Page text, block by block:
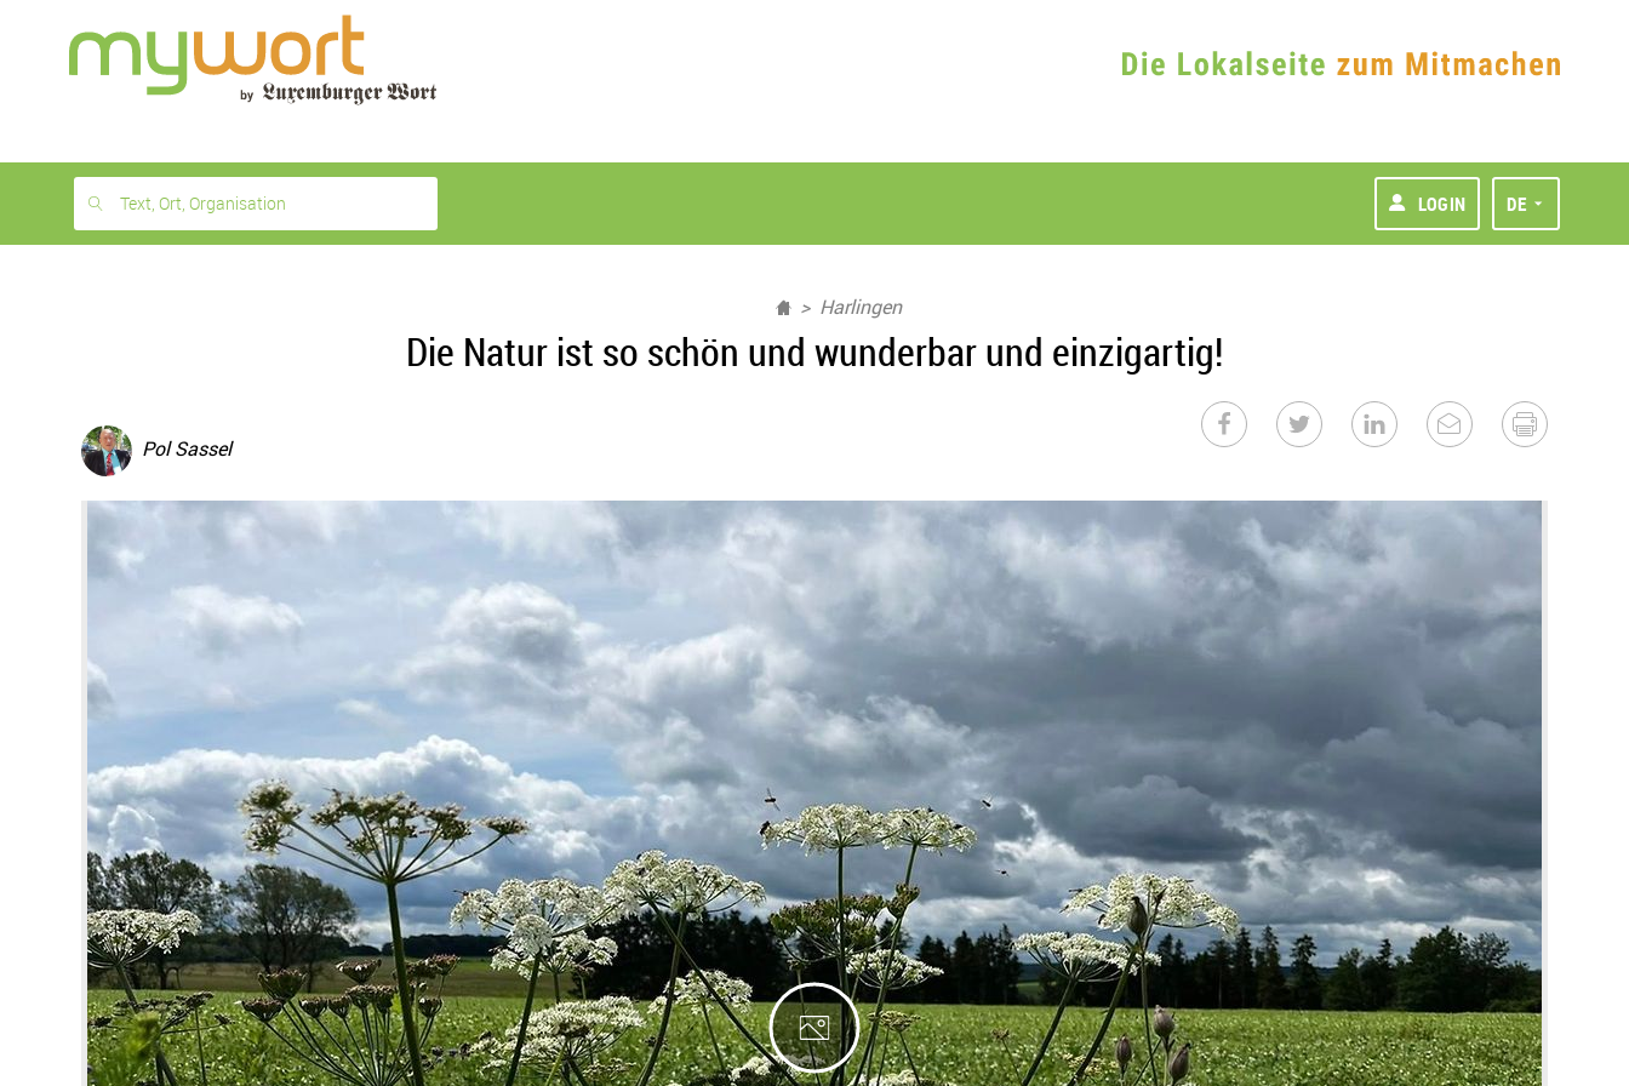
month
free
Text, Ort, Organisation LOGIN DE
Harlingen
Die Natur ist so schön und wunderbar und einzigartig!
Pol Sassel